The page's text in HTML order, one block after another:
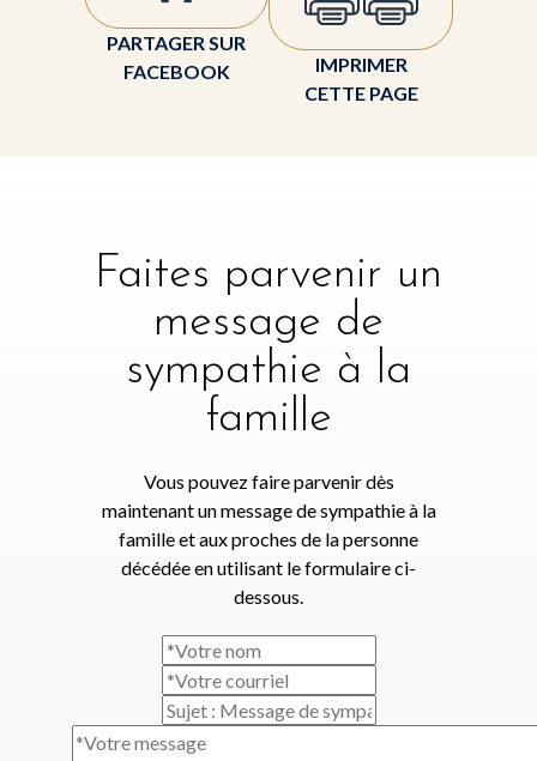
PARTAGER SUR
FACEBOOK
IMPRIMER
CETTE PAGE
Faites parvenir un
message de
sympathie à la
famille
Vous pouvez faire parvenir dès
maintenant un message de sympathie à la
famille et aux proches de la personne
décédée en utilisant le formulaire ci-
dessous.